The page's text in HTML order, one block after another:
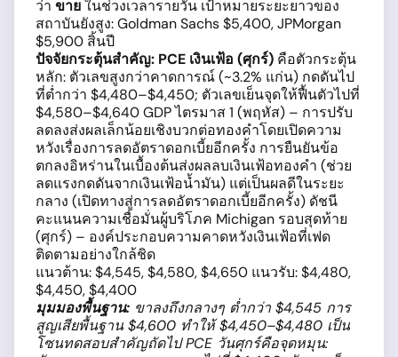
ว่า ขายในช่วงเวลารายวัน เป้าหมายระยะยาวของ
สถาบันยังสูง: Goldman Sachs $5,400, JPMorgan
$5,900 สิ้นปี
ปัจจัยกระตุ้นสำคัญ: PCE เงินเฟ้อ (ศุกร์) คือตัวกระตุ้น
หลัก: ตัวเลขสูงกว่าคาดการณ์ (~3.2% แก่น) กดดันไป
ที่ต่ำกว่า $4,480–$4,450; ตัวเลขเย็นจุดให้ฟื้นตัวไปที่
$4,580–$4,640 GDP ไตรมาส 1 (พฤหัส) – การปรับ
ลดลงส่งผลเล็กน้อยเชิงบวกต่อทองคำโดยเปิดความ
หวังเรื่องการลดอัตราดอกเบี้ยอีกครั้ง การยืนยันข้อ
ตกลงอิหร่านในเบื้องต้นส่งผลลบเงินเฟ้อทองคำ (ช่วย
ลดแรงกดดันจากเงินเฟ้อน้ำมัน) แต่เป็นผลดีในระยะ
กลาง (เปิดทางสู่การลดอัตราดอกเบี้ยอีกครั้ง) ดัชนี
คะแนนความเชื่อมั่นผู้บริโภค Michigan รอบสุดท้าย
(ศุกร์) – องค์ประกอบความคาดหวังเงินเฟ้อที่เฟด
ติดตามอย่างใกล้ชิด
แนวต้าน: $4,545, $4,580, $4,650 แนวรับ: $4,480,
$4,450, $4,400
มุมมองพื้นฐาน: ขาลงถึงกลางๆ ต่ำกว่า $4,545 การ
สูญเสียพื้นฐาน $4,600 ทำให้ $4,450–$4,480 เป็น
โซนทดสอบสำคัญถัดไป PCE วันศุกร์คือจุดหมุน: